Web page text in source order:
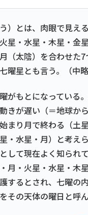
）とは、肉眼で見え
星・水星・木星・金星
（太陰）を合わせた
曜星とも言う。（中略
がもとになっている
きが遅い（＝地球か
まり月で終わる（土
・水星・月）と考え
して現在よく知られ
・月・火星・水星・木
するとされ、七曜の
その天体の曜日と呼ん